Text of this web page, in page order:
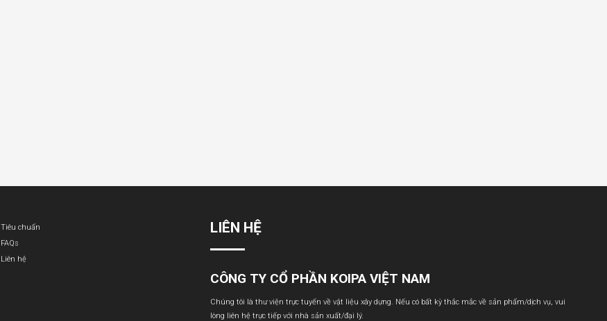
Tiêu chuẩn
FAQs
Liên hệ
LIÊN HỆ
CÔNG TY CỔ PHẦN KOIPA VIỆT NAM
Chúng tôi là thư viện trực tuyến về vật liệu xây dựng. Nếu có bất kỳ thắc mắc về sản phẩm/dịch vụ, vui
lòng liên hệ trực tiếp với nhà sản xuất/đại lý.